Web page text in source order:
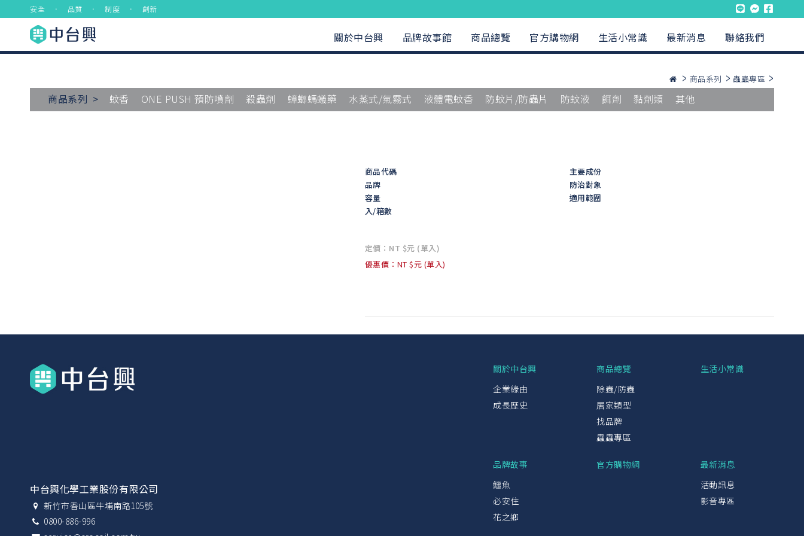
安全 ． 品質 ． 制度 ． 創新
關於中台興 品牌故事館 商品總覽 官方購物網 生活小常識 最新消息 聯絡我們
商品系列 蟲蟲專區
商品系列 > 蚊香 ONE PUSH 預防噴劑 殺蟲劑 蟑螂螞蟻藥 水蒸式/氣霧式 液體電蚊香 防蚊片/防蟲片 防蚊液 餌劑 黏劑類 其他
商品代碼
品牌
容量
入/箱數
主要成份
防治對象
適用範圍
定價：NT $元 (單入)
優惠價：NT $元 (單入)
中台興化學工業股份有限公司
新竹市香山區牛埔南路105號
0800-886-996
關於中台興
企業緣由
成長歷史
商品總覽
除蟲/防蟲
居家類型
找品牌
蟲蟲專區
生活小常識
品牌故事
鱷魚
必安住
花之鄉
官方購物網
最新消息
活動訊息
影音專區